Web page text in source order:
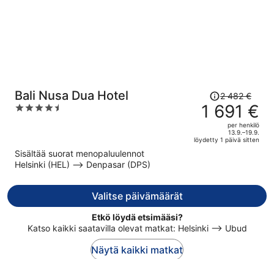
Bali Nusa Dua Hotel
4.5
Hinta
oli
2 482 €,
on
2 482 €
1 691 €
per henkilö
13.9.–19.9.
löydetty 1 päivä sitten
Sisältää suorat menopaluulennot
Helsinki (HEL) –> Denpasar (DPS)
Valitse päivämäärät
Etkö löydä etsimääsi?
Katso kaikki saatavilla olevat matkat: Helsinki –> Ubud
Näytä kaikki matkat